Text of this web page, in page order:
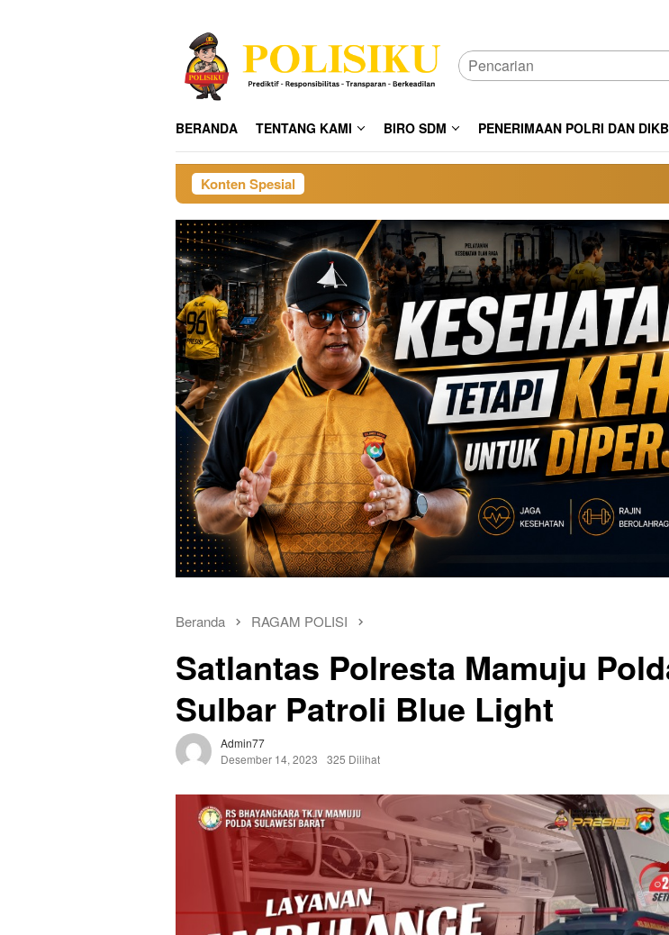
BERANDA TENTANG KAMI BIRO SDM PENERIMAAN POLRI DAN
Konten Spesial
Beranda RAGAM POLISI
Satlantas Polresta Mamuju
Sulbar Patroli Blue Light
Admin77
Desember 14, 2023
325 Dilihat